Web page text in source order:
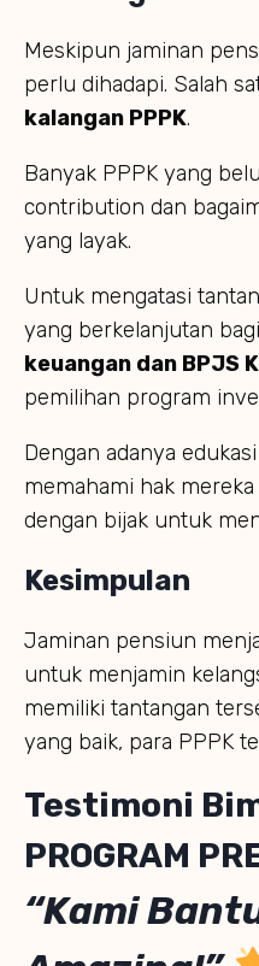
Meskipun jaminan
perlu dihadapi. Salah
kalangan PPPK.
Banyak PPPK yang
contribution dan
yang layak.
Untuk mengatasi
yang berkelanjutan
keuangan dan BPJS
pemilihan program
Dengan adanya
memahami hak
dengan bijak untuk
Kesimpulan
Jaminan pensiun
untuk menjamin
memiliki tantangan
yang baik, para PPPK
Testimoni
PROGRAM
“Kami